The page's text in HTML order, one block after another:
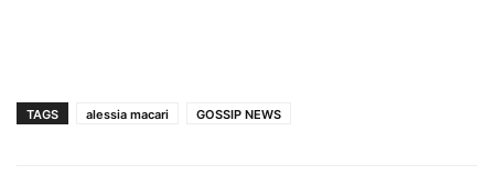
TAGS alessia macari GOSSIP NEWS